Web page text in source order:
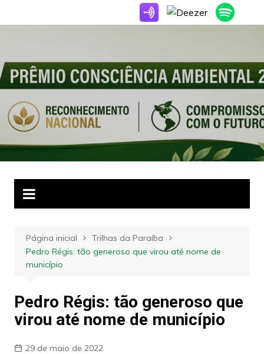
para
Página inicial
Trilhas da Paraíba
Pedro Régis: tão generoso que virou até nome de
município
Pedro Régis: tão generoso que
virou até nome de município
29 de maio de 2022